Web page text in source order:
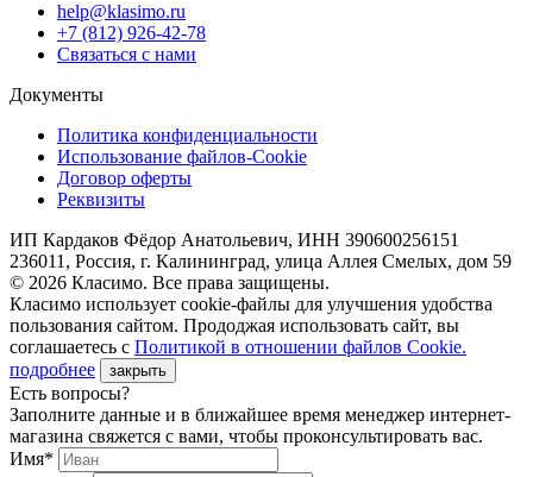
help@klasimo.ru
+7 (812) 926-42-78
Связаться с нами
Документы
Политика конфиденциальности
Использование файлов-Cookie
Договор оферты
Реквизиты
ИП Кардаков Фёдор Анатольевич, ИНН 390600256151
236011, Россия, г. Калининград, улица Аллея Смелых, дом 59
© 2026 Класимо. Все права защищены.
Класимо использует cookie-файлы для улучшения удобства
пользования сайтом. Прододжая использовать сайт, вы
соглашаетесь с Политикой в отношении файлов Сookie.
подробнее
закрыть
Есть вопросы?
Заполните данные и в ближайшее время менеджер интернет-
магазина свяжется с вами, чтобы проконсультировать вас.
Имя*